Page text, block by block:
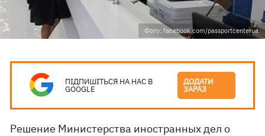
Фото: facebook.com/passportcenterua
ПІДПИШІТЬСЯ НА НАС В
GOOGLE
ДОДАТИ
ЗАРАЗ
Решение Министерства иностранных дел о